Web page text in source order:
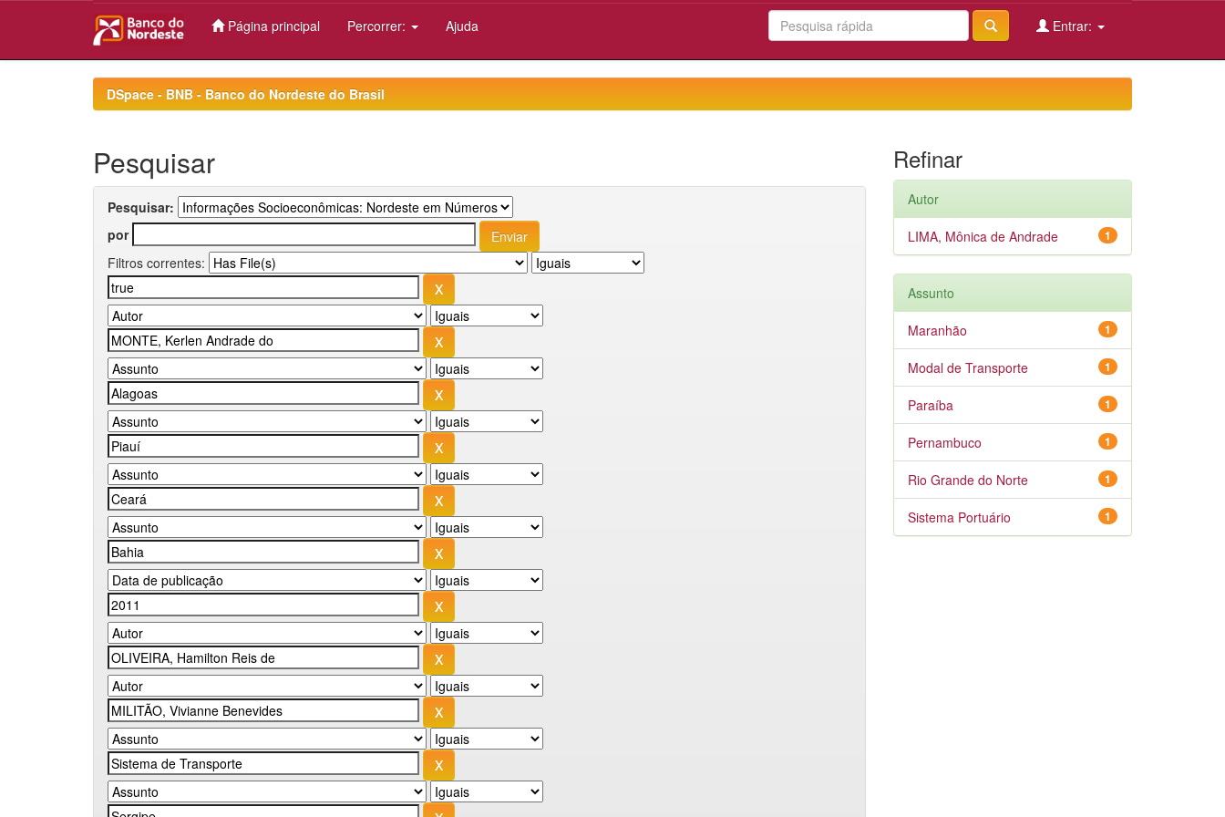
Página principal Percorrer: Ajuda Entrar:
DSpace - BNB - Banco do Nordeste do Brasil
Pesquisar
Pesquisar:
por
Filtros correntes:
Refinar
Autor
1
LIMA, Mônica de Andrade
Assunto
1
Maranhão
1
Modal de Transporte
1
Paraíba
1
Pernambuco
1
Rio Grande do Norte
1
Sistema Portuário